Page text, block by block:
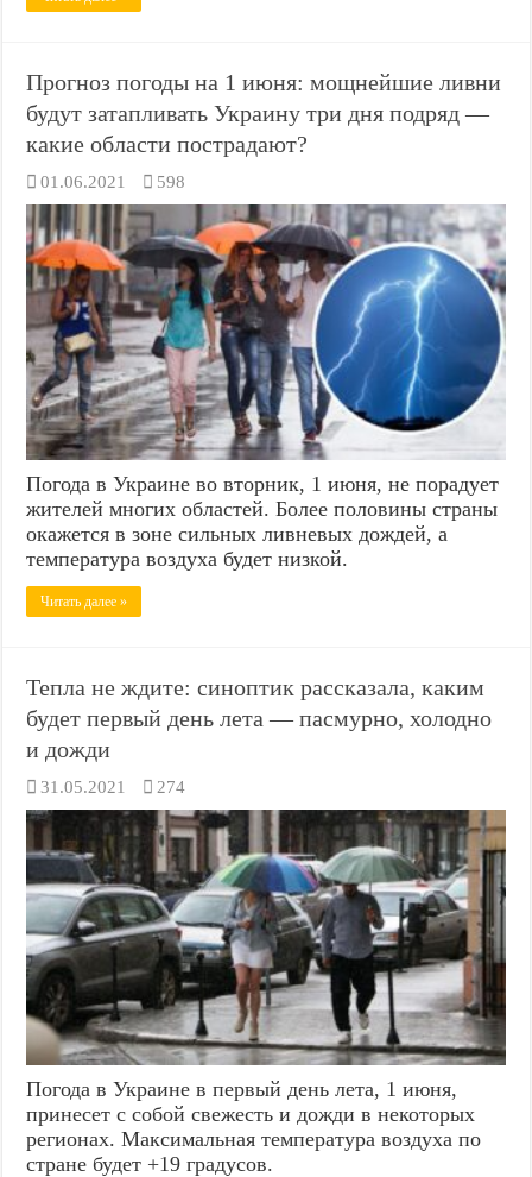
Прогноз погоды на 1 июня: мощнейшие ливни
будут затапливать Украину три дня подряд —
какие области пострадают?
01.06.2021 598
Погода в Украине во вторник, 1 июня, не порадует
жителей многих областей. Более половины страны
окажется в зоне сильных ливневых дождей, а
температура воздуха будет низкой.
Читать далее »
Тепла не ждите: синоптик рассказала, каким
будет первый день лета — пасмурно, холодно
и дожди
31.05.2021 274
Погода в Украине в первый день лета, 1 июня,
принесет с собой свежесть и дожди в некоторых
регионах. Максимальная температура воздуха по
стране будет +19 градусов.